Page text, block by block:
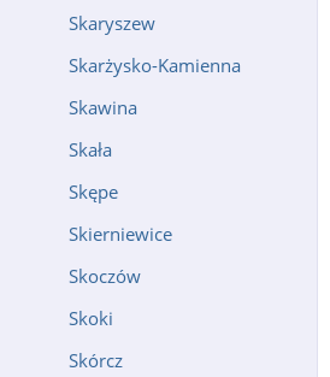
Skaryszew
Skarżysko-Kamienna
Skawina
Skała
Skępe
Skierniewice
Skoczów
Skoki
Skórcz